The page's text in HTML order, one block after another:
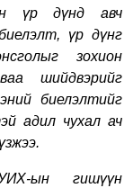
үр дүнд авч
үр дүнг
зохион
шийдвэрийг
биелэлтийг
адил чухал ач
ын гишүүн